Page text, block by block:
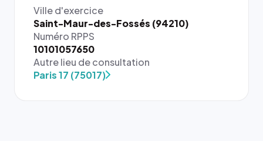
Ville d'exercice
Saint-Maur-des-Fossés (94210)
Numéro RPPS
10101057650
Autre lieu de consultation
Paris 17 (75017)
{# 40×40
: la taille
rendue par
`.profile-